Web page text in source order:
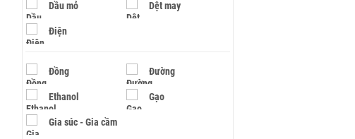
Dầu mỏ Dệt may
Điện
Đồng Đường
Ethanol Gạo
Gia súc - Gia cầm